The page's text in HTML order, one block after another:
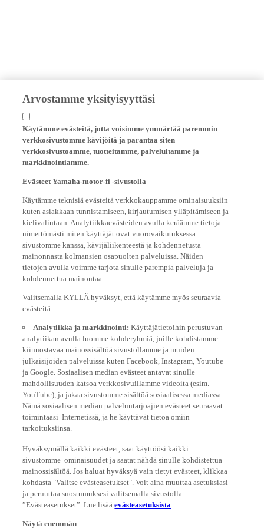
Arvostamme yksityisyyttäsi
Käytämme evästeitä, jotta voisimme ymmärtää paremmin
verkkosivustomme kävijöitä ja parantaa siten
verkkosivustoamme, tuotteitamme, palveluitamme ja
markkinointiamme.
kuten asiakkaan tunnistamiseen, kirjautumisen ylläpitämiseen ja
kielivalintaan. Analytiikkaevästeiden avulla keräämme tietoja
nimettömästi miten käyttäjät ovat vuorovaikutuksessa
sivustomme kanssa, kävijäliikenteestä ja kohdennetusta
mainonnasta kolmansien osapuolten palveluissa. Näiden
tietojen avulla voimme tarjota sinulle parempia palveluja ja
kohdennettua mainontaa.
Valitsemalla KYLLÄ hyväksyt, että käytämme myös seuraavia
evästeitä:
analytiikan avulla luomme kohderyhmiä, joille kohdistamme
kiinnostavaa mainossisältöä sivustollamme ja muiden
julkaisijoiden palveluissa kuten Facebook, Instagram, Youtube
ja Google. Sosiaalisen median evästeet antavat sinulle
mahdollisuuden katsoa verkkosivuillamme videoita (esim.
YouTube), ja jakaa sivustomme sisältöä sosiaalisessa mediassa.
Nämä sosiaalisen median palveluntarjoajien evästeet seuraavat
toimintaasi Internetissä, ja he käyttävät tietoa omiin
tarkoituksiinsa.
sivustomme ominaisuudet ja saatat nähdä sinulle kohdistettua
mainossisältöä. Jos haluat hyväksyä vain tietyt evästeet, klikkaa
kohdasta "Valitse evästeasetukset". Voit aina muuttaa asetuksiasi
ja peruuttaa suostumuksesi valitsemalla sivustolla
”Evästeasetukset”. Lue lisääevästeasetuksista.